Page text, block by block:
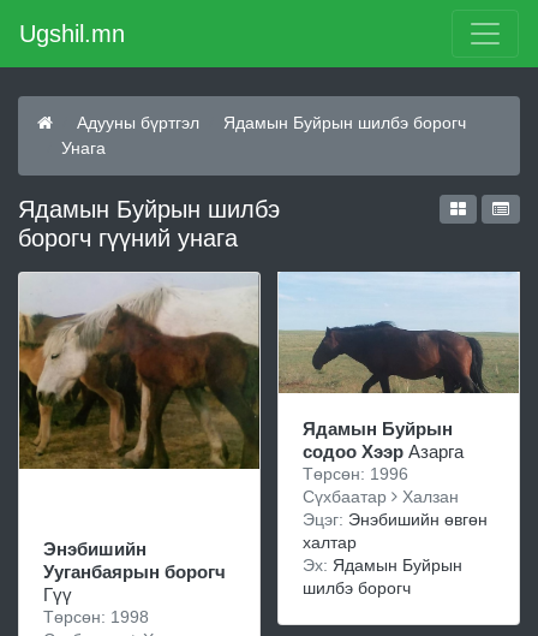
Ugshil.mn
Адууны бүртгэл
Ядамын Буйрын шилбэ борогч
Унага
Ядамын Буйрын шилбэ
борогч гүүний унага
Энэбишийн
Ууганбаярын борогч
Гүү
Төрсөн: 1998
Ядамын Буйрын
содоо Хээр Азарга
Төрсөн: 1996
Сүхбаатар
Халзан
Эцэг: Энэбишийн өвгөн
халтар
Эх: Ядамын Буйрын
шилбэ борогч